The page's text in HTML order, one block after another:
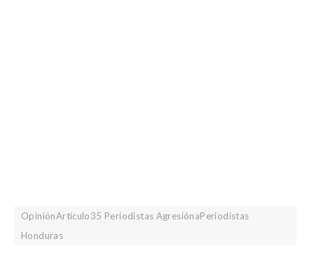
OpiniónArticulo35 Periodistas AgresiónaPeriodistas
Honduras